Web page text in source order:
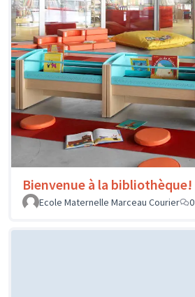
Bienvenue à la bibliothèque!
Ecole Maternelle Marceau Courier
0